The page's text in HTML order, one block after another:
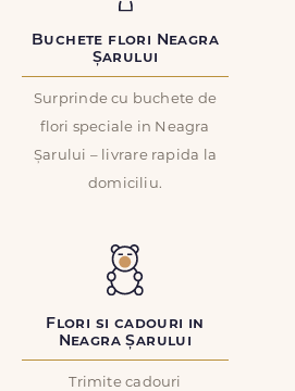
Buchete flori Neagra
Șarului
Surprinde cu buchete de
flori speciale in Neagra
Șarului – livrare rapida la
domiciliu.
Flori si cadouri in
Neagra Șarului
Trimite cadouri